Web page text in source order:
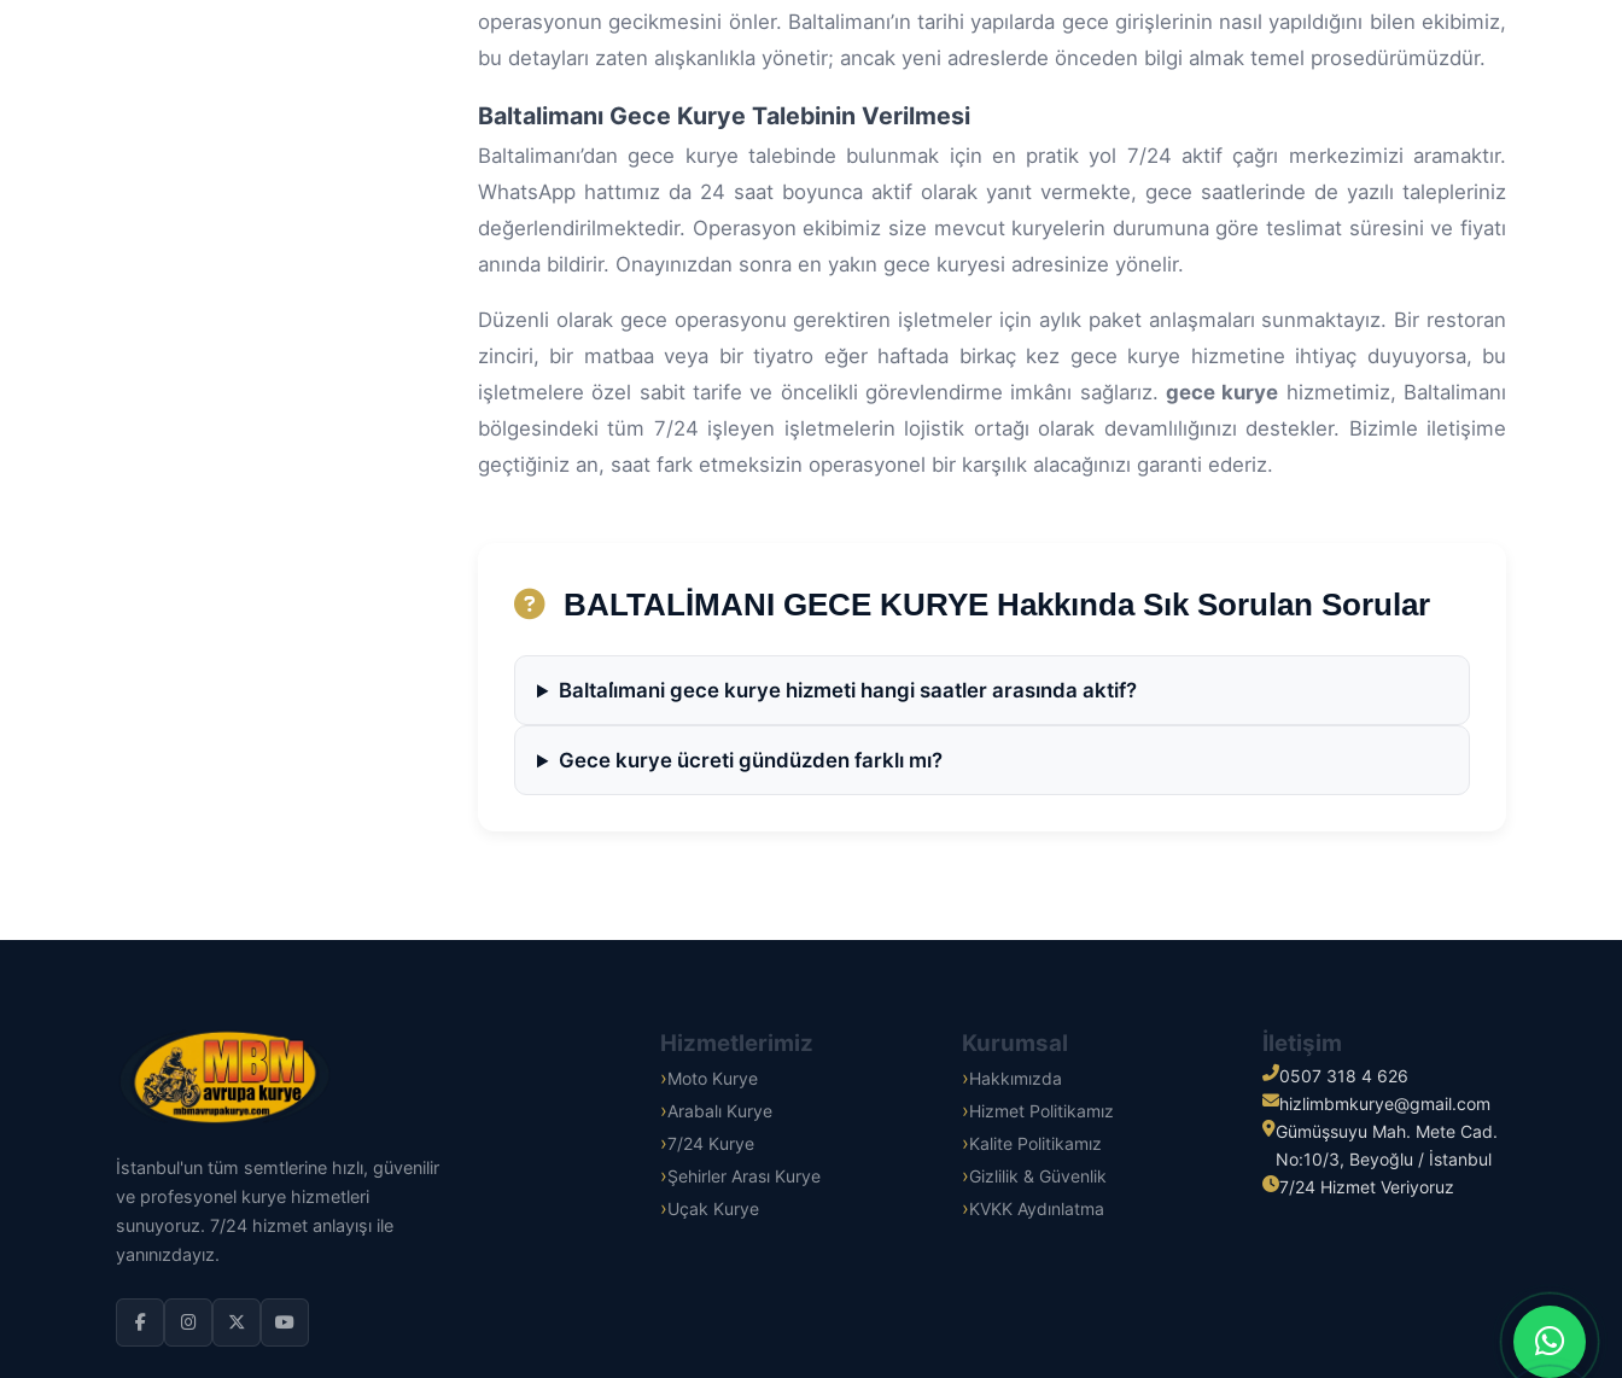
operasyonun gecikmesini önler. Baltalimanı’ın tarihi yapılarda gece girişlerinin nasıl yapıldığını bilen ekibimiz,
bu detayları zaten alışkanlıkla yönetir; ancak yeni adreslerde önceden bilgi almak temel prosedürümüzdür.
Baltalimanı Gece Kurye Talebinin Verilmesi
Baltalimanı’dan gece kurye talebinde bulunmak için en pratik yol 7/24 aktif çağrı merkezimizi aramaktır.
WhatsApp hattımız da 24 saat boyunca aktif olarak yanıt vermekte, gece saatlerinde de yazılı talepleriniz
değerlendirilmektedir. Operasyon ekibimiz size mevcut kuryelerin durumuna göre teslimat süresini ve fiyatı
anında bildirir. Onayınızdan sonra en yakın gece kuryesi adresinize yönelir.
Düzenli olarak gece operasyonu gerektiren işletmeler için aylık paket anlaşmaları sunmaktayız. Bir restoran
zinciri, bir matbaa veya bir tiyatro eğer haftada birkaç kez gece kurye hizmetine ihtiyaç duyuyorsa, bu
işletmelere özel sabit tarife ve öncelikli görevlendirme imkânı sağlarız. gece kurye hizmetimiz, Baltalimanı
bölgesindeki tüm 7/24 işleyen işletmelerin lojistik ortağı olarak devamlılığınızı destekler. Bizimle iletişime
geçtiğiniz an, saat fark etmeksizin operasyonel bir karşılık alacağınızı garanti ederiz.
BALTALİMANI GECE KURYE Hakkında Sık Sorulan Sorular
Baltali̇mani gece kurye hizmeti hangi saatler arasında aktif?
Gece kurye ücreti gündüzden farklı mı?
İstanbul'un tüm semtlerine hızlı, güvenilir
ve profesyonel kurye hizmetleri
sunuyoruz. 7/24 hizmet anlayışı ile
yanınızdayız.
Hizmetlerimiz
Moto Kurye
Arabalı Kurye
7/24 Kurye
Şehirler Arası Kurye
Uçak Kurye
Kurumsal
Hakkımızda
Hizmet Politikamız
Kalite Politikamız
Gizlilik & Güvenlik
KVKK Aydınlatma
İletişim
0507 318 4 626
hizlimbmkurye@gmail.com
Gümüşsuyu Mah. Mete Cad.
No:10/3, Beyoğlu / İstanbul
7/24 Hizmet Veriyoruz